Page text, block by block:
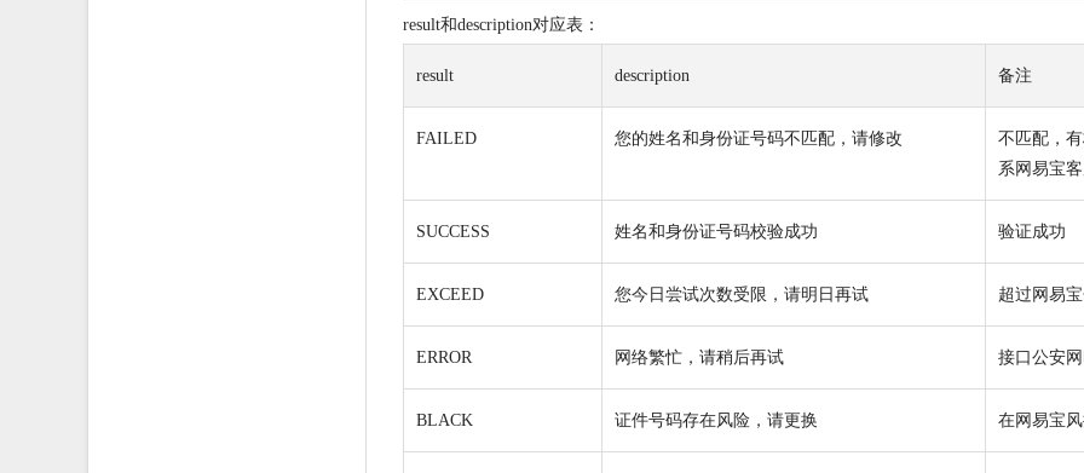
result和description对应表：
result description 备注
FAILED 您的姓名和身份证号码不匹配，请修改
不匹配，
系网易宝
SUCCESS 姓名和身份证号码校验成功 验证成功
EXCEED 您今日尝试次数受限，请明日再试 超过网易
ERROR 网络繁忙，请稍后再试 接口公安
BLACK 证件号码存在风险，请更换 在网易宝